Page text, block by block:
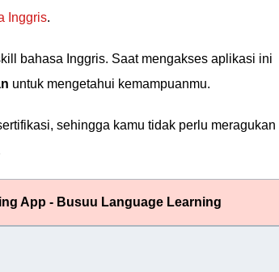
Inggris.
bahasa Inggris. Saat mengakses aplikasi ini
untuk mengetahui kemampuanmu.
sehingga kamu tidak perlu meragukan
App - Busuu Language Learning